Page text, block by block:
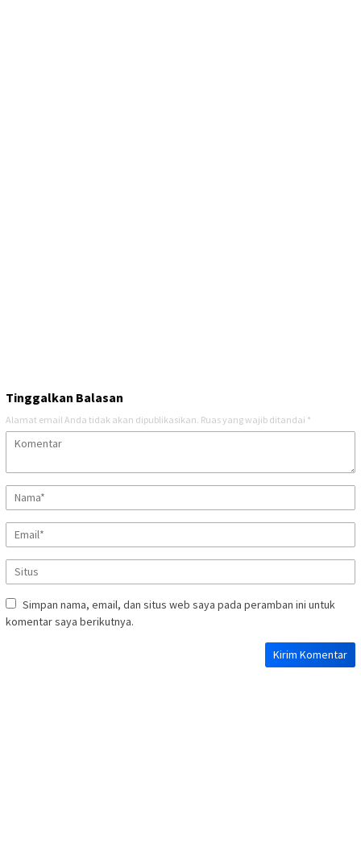
Tinggalkan Balasan
Alamat email Anda tidak akan dipublikasikan. Ruas yang wajib ditandai *
Simpan nama, email, dan situs web saya pada peramban ini untuk
komentar saya berikutnya.